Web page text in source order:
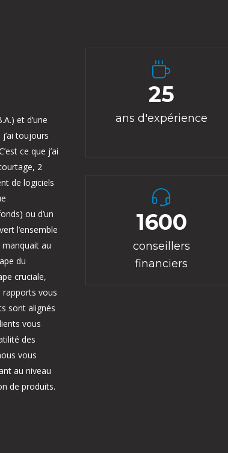
et d’une
toujours
ce que j’ai
2
de logiciels
ou d’un
l’ensemble
au
du
cruciale,
rapports vous
sont alignés
vous
des
vous
au niveau
de produits.
25
ans d'expérience
1600
conseillers
financiers